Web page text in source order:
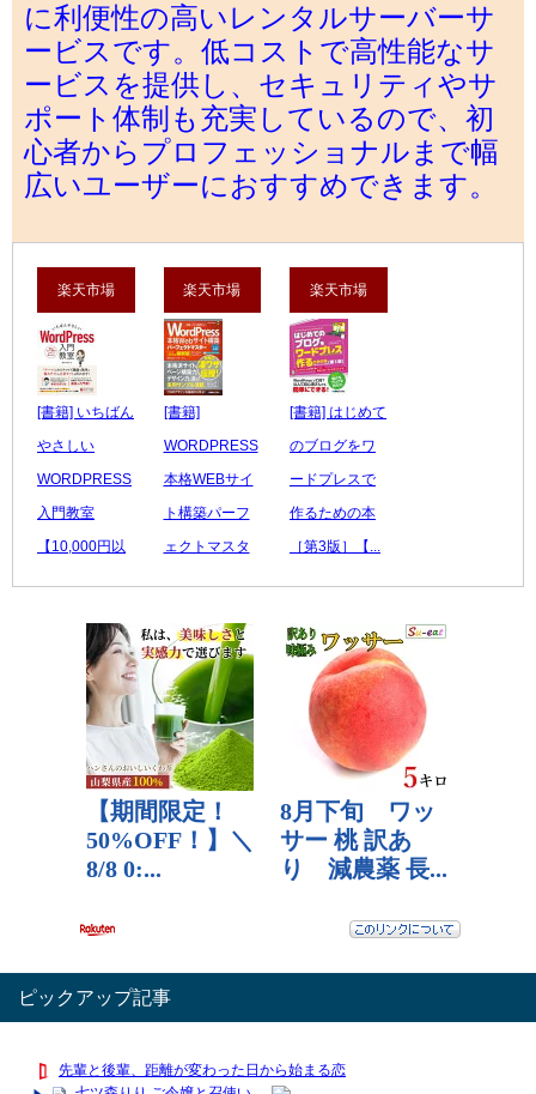
に利便性の高いレンタルサーバーサ
ービスです。低コストで高性能なサ
ービスを提供し、セキュリティやサ
ポート体制も充実しているので、初
心者からプロフェッショナルまで幅
広いユーザーにおすすめできます。
楽天市場
[書籍] いちばん
やさしい
WORDPRESS
入門教室
【10,000円以
レビュー数：0
楽天市場
[書籍]
WORDPRESS
本格WEBサイ
ト構築パーフ
ェクトマスタ
レビュー数：0
楽天市場
[書籍] はじめて
のブログをワ
ードプレスで
作るための本
［第3版］【...
ピックアップ記事